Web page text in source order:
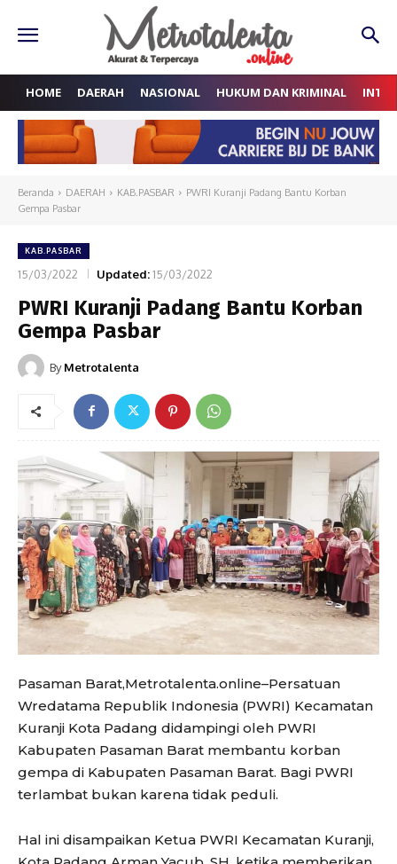
HOME DAERAH NASIONAL HUKUM DAN KRIMINAL
Beranda DAERAH KAB.PASBAR
PWRI Kuranji Padang Bantu Korban
Gempa Pasbar
KAB.PASBAR
15/03/2022 Updated:15/03/2022
PWRI Kuranji Padang Bantu Korban
Gempa Pasbar
By Metrotalenta
Pasaman Barat,Metrotalenta.online–Persatuan
Wredatama Republik Indonesia (PWRI) Kecamatan
Kuranji Kota Padang didampingi oleh PWRI
Kabupaten Pasaman Barat membantu korban
gempa di Kabupaten Pasaman Barat. Bagi PWRI
terlambat bukan karena tidak peduli.
Hal ini disampaikan Ketua PWRI Kecamatan Kuranji,